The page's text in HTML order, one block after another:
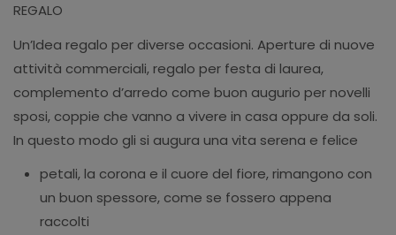
REGALO
Un’Idea regalo per diverse occasioni. Aperture di nuove
attività commerciali, regalo per festa di laurea,
complemento d’arredo come buon augurio per novelli
sposi, coppie che vanno a vivere in casa oppure da soli.
In questo modo gli si augura una vita serena e felice
petali, la corona e il cuore del fiore, rimangono con
un buon spessore, come se fossero appena
raccolti